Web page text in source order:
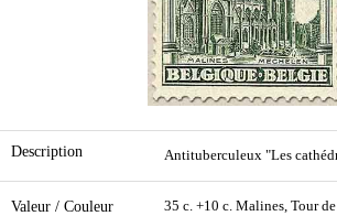
Description Antituberculeux "Les
Valeur / Couleur 35 c. +10 c. Malines, Tour